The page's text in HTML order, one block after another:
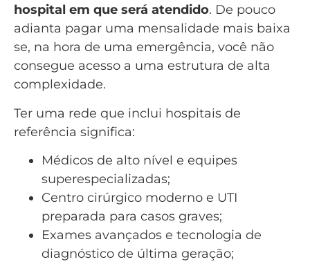
hospital em que será atendido. De pouco
adianta pagar uma mensalidade mais baixa
se, na hora de uma emergência, você não
consegue acesso a uma estrutura de alta
complexidade.
Ter uma rede que inclui hospitais de
referência significa:
Médicos de alto nível e equipes
superespecializadas;
Centro cirúrgico moderno e UTI
preparada para casos graves;
Exames avançados e tecnologia de
diagnóstico de última geração;